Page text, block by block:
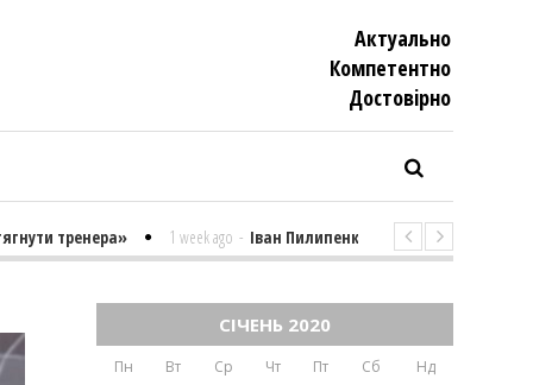
Актуально
Компетентно
Достовiрно
1 week ago - Іван Пилипенко «Найважчими є суто
СІЧЕНЬ 2020
Пн Вт Ср Чт Пт Сб Нд